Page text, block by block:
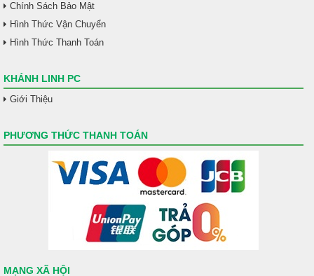
Chính Sách Bảo Mật
Hình Thức Vận Chuyển
Hình Thức Thanh Toán
KHÁNH LINH PC
Giới Thiệu
PHƯƠNG THỨC THANH TOÁN
MẠNG XÃ HỘI